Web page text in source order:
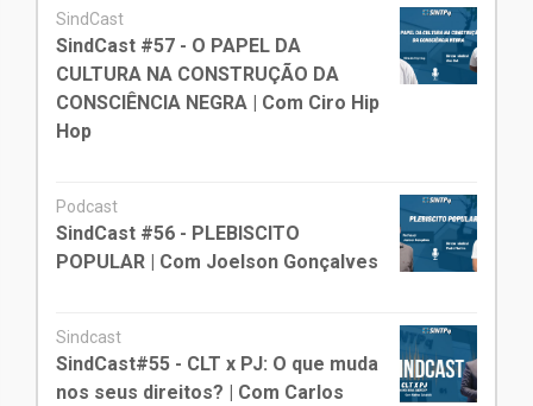
SindCast
SindCast #57 - O PAPEL DA
CULTURA NA CONSTRUÇÃO DA
CONSCIÊNCIA NEGRA | Com Ciro Hip
Hop
Podcast
SindCast #56 - PLEBISCITO
POPULAR | Com Joelson Gonçalves
Sindcast
SindCast#55 - CLT x PJ: O que muda
nos seus direitos? | Com Carlos